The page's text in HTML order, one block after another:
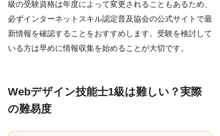
級の受験資格は年度によって変更されることもあるため、
必ずインターネットスキル認定普及協会の公式サイトで最
新情報を確認することをおすすめします。受験を検討して
いる方は早めに情報収集を始めることが大切です。
Webデザイン技能士1級は難しい？実際
の難易度